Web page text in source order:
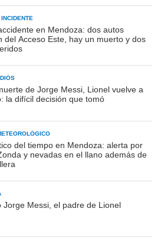
en Mendoza: dos autos
del Acceso Este, hay un muerto y dos
de Jorge Messi, Lionel vuelve a
la difícil decisión que tomó
del tiempo en Mendoza: alerta por
y nevadas en el llano además de
Jorge Messi, el padre de Lionel